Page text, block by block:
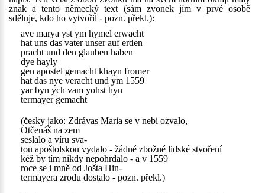
znak a tento německý text (sám zvonek jím v prvé osobě
sděluje, kdo ho vytvořil - pozn. překl.):
ave marya yst ym hymel erwacht
hat uns das vater unser auf erden
pracht und den glauben haben
dye hayly
gen apostel gemacht khayn fromer
hat das nye veracht und ym 1559
yar byn ych vam yohst hyn
termayer gemacht
(česky jako: Zdrávas Maria se v nebi ozvalo,
Otčenáš na zem
seslalo a víru sva-
tou apoštolskou vydalo - žádné zbožné lidské stvoření
kéž by tím nikdy nepohrdalo - a v 1559
roce se i mně od Jošta Hin-
termayera zrodu dostalo - pozn. překl.)